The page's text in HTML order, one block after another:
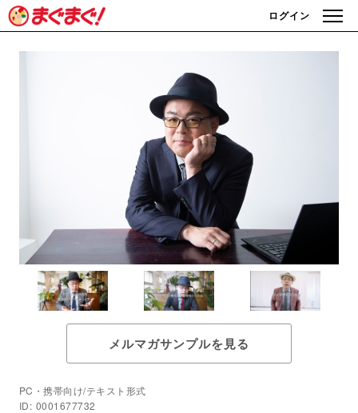
ログイン
メルマガサンプルを見る
PC・携帯向け/テキスト形式
ID: 0001677732